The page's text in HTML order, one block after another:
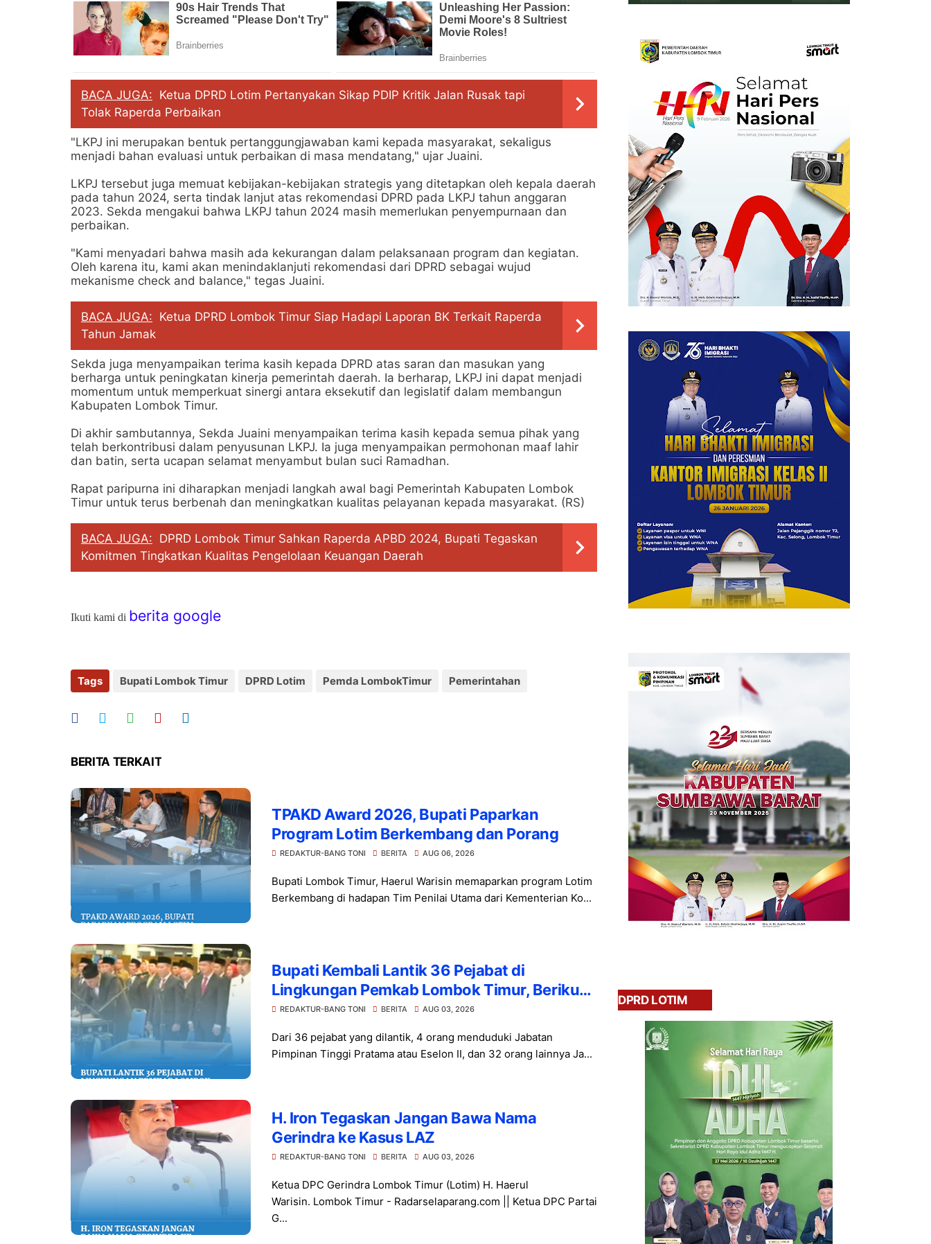
BACA JUGA: Ketua DPRD Lotim Pertanyakan Sikap PDIP Kritik Jalan Rusak tapi
Tolak Raperda Perbaikan
"LKPJ ini merupakan bentuk pertanggungjawaban kami kepada masyarakat, sekaligus
menjadi bahan evaluasi untuk perbaikan di masa mendatang," ujar Juaini.
LKPJ tersebut juga memuat kebijakan-kebijakan strategis yang ditetapkan oleh kepala daerah
pada tahun 2024, serta tindak lanjut atas rekomendasi DPRD pada LKPJ tahun anggaran
2023. Sekda mengakui bahwa LKPJ tahun 2024 masih memerlukan penyempurnaan dan
perbaikan.
"Kami menyadari bahwa masih ada kekurangan dalam pelaksanaan program dan kegiatan.
Oleh karena itu, kami akan menindaklanjuti rekomendasi dari DPRD sebagai wujud
mekanisme check and balance," tegas Juaini.
BACA JUGA: Ketua DPRD Lombok Timur Siap Hadapi Laporan BK Terkait Raperda
Tahun Jamak
Sekda juga menyampaikan terima kasih kepada DPRD atas saran dan masukan yang
berharga untuk peningkatan kinerja pemerintah daerah. Ia berharap, LKPJ ini dapat menjadi
momentum untuk memperkuat sinergi antara eksekutif dan legislatif dalam membangun
Kabupaten Lombok Timur.
Di akhir sambutannya, Sekda Juaini menyampaikan terima kasih kepada semua pihak yang
telah berkontribusi dalam penyusunan LKPJ. Ia juga menyampaikan permohonan maaf lahir
dan batin, serta ucapan selamat menyambut bulan suci Ramadhan.
Rapat paripurna ini diharapkan menjadi langkah awal bagi Pemerintah Kabupaten Lombok
Timur untuk terus berbenah dan meningkatkan kualitas pelayanan kepada masyarakat. (RS)
BACA JUGA: DPRD Lombok Timur Sahkan Raperda APBD 2024, Bupati Tegaskan
Komitmen Tingkatkan Kualitas Pengelolaan Keuangan Daerah
Ikuti kami di berita google
Tags Bupati Lombok Timur DPRD Lotim Pemda LombokTimur Pemerintahan
BERITA TERKAIT
TPAKD Award 2026, Bupati Paparkan
Program Lotim Berkembang dan Porang
REDAKTUR-BANG TONI BERITA AUG 06, 2026
Bupati Lombok Timur, Haerul Warisin memaparkan program Lotim
Berkembang di hadapan Tim Penilai Utama dari Kementerian Ko...
Bupati Kembali Lantik 36 Pejabat di
Lingkungan Pemkab Lombok Timur, Berikut
Daftarnya
REDAKTUR-BANG TONI BERITA AUG 03, 2026
Dari 36 pejabat yang dilantik, 4 orang menduduki Jabatan
Pimpinan Tinggi Pratama atau Eselon II, dan 32 orang lainnya Ja...
H. Iron Tegaskan Jangan Bawa Nama
Gerindra ke Kasus LAZ
REDAKTUR-BANG TONI BERITA AUG 03, 2026
Ketua DPC Gerindra Lombok Timur (Lotim) H. Haerul
Warisin. Lombok Timur - Radarselaparang.com || Ketua DPC Partai
G...
DPRD LOTIM